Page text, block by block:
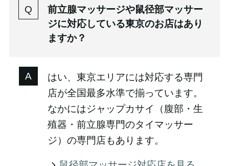
前立腺マッサージや鼠径部マッサー
ジに対応している東京のお店はあり
ますか？
はい、東京エリアには対応する専門
店が全国最多水準で揃っています。
なかにはジャップカサイ（腹部・生
殖器・前立腺専門のタイマッサー
ジ）の専門店もあります。